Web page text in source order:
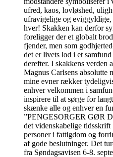
ufred, kaos, lovløshed,
ufravigelige og
hver! Skakken kan derfor
foreligger der et globalt
fjender, men som
det er livets lod i et
derefter. I skakkens verden
Magnus Carlsens
mine evner rækker
enhver velkommen i
inspirere til at sørge for
skænke alle og enhver en
”PENGESORGER GØR
det videnskabelige
personer i fattigdom og
af gode beslutninger. Det
fra Søndagsavisen 6-8.